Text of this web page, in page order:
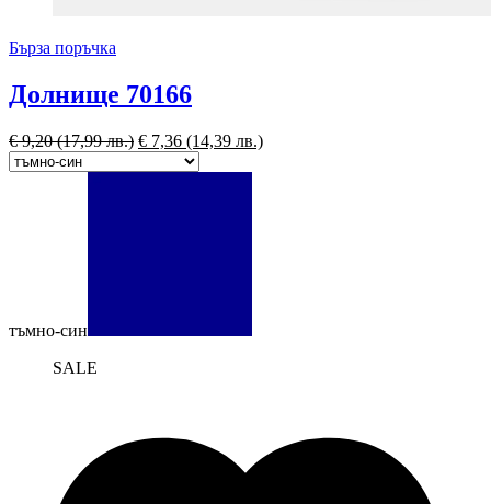
Бърза поръчка
Долнище 70166
€9,20(17,99 лв.) € 7,36 (14,39 лв.)
тъмно-син
SALE